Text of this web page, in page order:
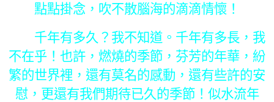
點點掛念，吹不散腦海的滴滴情懷！
千年有多久？我不知道。千年有多長，我
不在乎！也許，燃燒的季節，芬芳的年華，紛
繁的世界裡，還有莫名的感動，還有些許的安
慰，更還有我們期待已久的季節！似水流年